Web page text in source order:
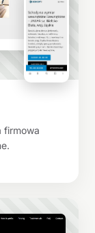
firmowa